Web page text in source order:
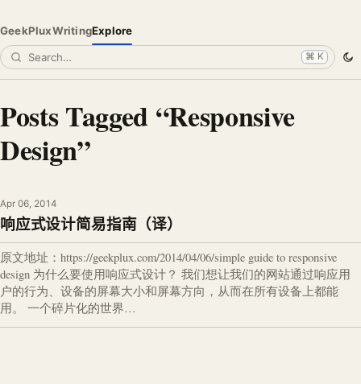
GeekPluxWritingExplore
⌘ K
Posts Tagged “Responsive
Design”
响应式设计简易指南（译）
Apr 06, 2014
原文地址：https://geekplux.com/2014/04/06/simple guide to responsive
design 为什么要使用响应式设计？ 我们想让我们的网站通过响应用
户的行为、设备的屏幕大小和屏幕方向，从而在所有设备上都能
用。 一个碎片化的世界…